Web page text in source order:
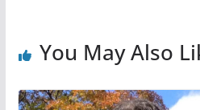
You May Also